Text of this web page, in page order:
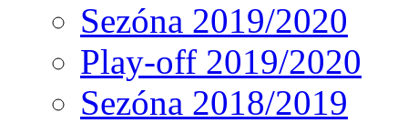
Sezóna 2019/2020
Play-off 2019/2020
Sezóna 2018/2019